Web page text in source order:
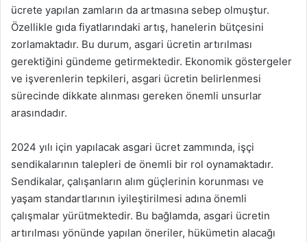
ücrete yapılan zamların da artmasına sebep olmuştur.
Özellikle gıda fiyatlarındaki artış, hanelerin bütçesini
zorlamaktadır. Bu durum, asgari ücretin artırılması
gerektiğini gündeme getirmektedir. Ekonomik göstergeler
ve işverenlerin tepkileri, asgari ücretin belirlenmesi
sürecinde dikkate alınması gereken önemli unsurlar
arasındadır.
2024 yılı için yapılacak asgari ücret zammında, işçi
sendikalarının talepleri de önemli bir rol oynamaktadır.
Sendikalar, çalışanların alım güçlerinin korunması ve
yaşam standartlarının iyileştirilmesi adına önemli
çalışmalar yürütmektedir. Bu bağlamda, asgari ücretin
artırılması yönünde yapılan öneriler, hükümetin alacağı